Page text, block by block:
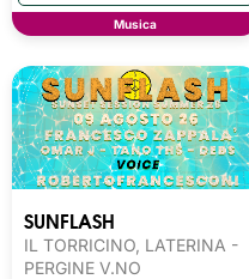
Musica
SUNFLASH
IL TORRICINO, LATERINA -
PERGINE V.NO